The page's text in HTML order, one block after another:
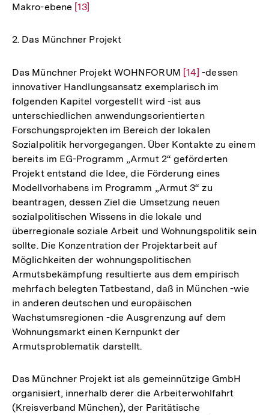
Makro-ebene Zur
der
[13]
2. Das Münchner Projekt
Das Münchner Projekt WOHNFORUM Zur
Auflösung
der
Fußnote
[14] -dessen
innovativer Handlungsansatz exemplarisch im
folgenden Kapitel vorgestellt wird -ist aus
unterschiedlichen anwendungsorientierten
Forschungsprojekten im Bereich der lokalen
Sozialpolitik hervorgegangen. Über Kontakte zu einem
bereits im EG-Programm „Armut 2“ geförderten
Projekt entstand die Idee, die Förderung eines
Modellvorhabens im Programm „Armut 3“ zu
beantragen, dessen Ziel die Umsetzung neuen
sozialpolitischen Wissens in die lokale und
überregionale soziale Arbeit und Wohnungspolitik sein
sollte. Die Konzentration der Projektarbeit auf
Möglichkeiten der wohnungspolitischen
Armutsbekämpfung resultierte aus dem empirisch
mehrfach belegten Tatbestand, daß in München -wie
in anderen deutschen und europäischen
Wachstumsregionen -die Ausgrenzung auf dem
Wohnungsmarkt einen Kernpunkt der
Armutsproblematik darstellt.
Das Münchner Projekt ist als gemeinnützige GmbH
organisiert, innerhalb derer die Arbeiterwohlfahrt
(Kreisverband München), der Paritätische